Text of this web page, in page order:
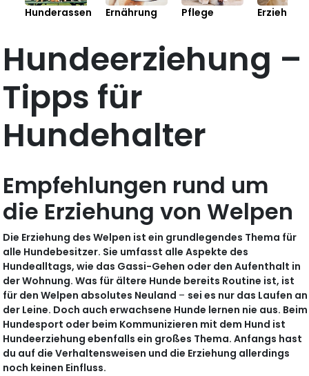
Hunderassen Ernährung Pflege Erziehung
Hundeerziehung –
Tipps für
Hundehalter
Empfehlungen rund um
die Erziehung von Welpen
Die Erziehung des Welpen ist ein grundlegendes Thema für
alle Hundebesitzer. Sie umfasst alle Aspekte des
Hundealltags, wie das Gassi-Gehen oder den Aufenthalt in
der Wohnung. Was für ältere Hunde bereits Routine ist, ist
für den Welpen absolutes Neuland – sei es nur das Laufen an
der Leine. Doch auch erwachsene Hunde lernen nie aus. Beim
Hundesport oder beim Kommunizieren mit dem Hund ist
Hundeerziehung ebenfalls ein großes Thema. Anfangs hast
du auf die Verhaltensweisen und die Erziehung allerdings
noch keinen Einfluss.